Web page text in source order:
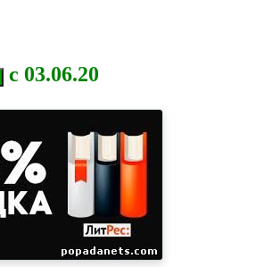
с 03.06.20